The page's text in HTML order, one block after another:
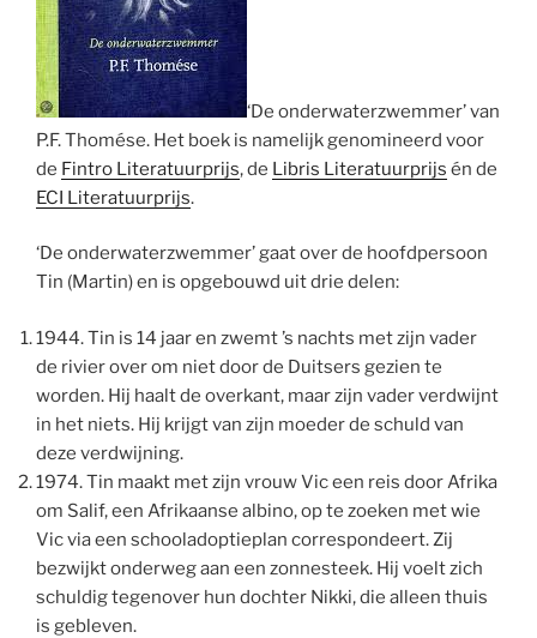
‘De onderwaterzwemmer’ van
P.F. Thomése. Het boek is namelijk genomineerd voor
de Fintro Literatuurprijs, de Libris Literatuurprijs én de
ECI Literatuurprijs.
‘De onderwaterzwemmer’ gaat over de hoofdpersoon
Tin (Martin) en is opgebouwd uit drie delen:
1944. Tin is 14 jaar en zwemt ’s nachts met zijn vader
de rivier over om niet door de Duitsers gezien te
worden. Hij haalt de overkant, maar zijn vader verdwijnt
in het niets. Hij krijgt van zijn moeder de schuld van
deze verdwijning.
1974. Tin maakt met zijn vrouw Vic een reis door Afrika
om Salif, een Afrikaanse albino, op te zoeken met wie
Vic via een schooladoptieplan correspondeert. Zij
bezwijkt onderweg aan een zonnesteek. Hij voelt zich
schuldig tegenover hun dochter Nikki, die alleen thuis
is gebleven.